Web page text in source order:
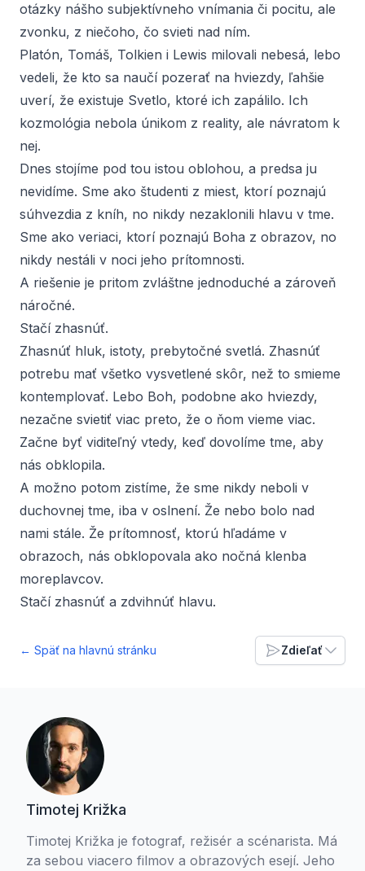
otázky nášho subjektívneho vnímania či pocitu, ale
zvonku, z niečoho, čo svieti nad ním.
Platón, Tomáš, Tolkien i Lewis milovali nebesá, lebo
vedeli, že kto sa naučí pozerať na hviezdy, ľahšie
uverí, že existuje Svetlo, ktoré ich zapálilo. Ich
kozmológia nebola únikom z reality, ale návratom k
nej.
Dnes stojíme pod tou istou oblohou, a predsa ju
nevidíme. Sme ako študenti z miest, ktorí poznajú
súhvezdia z kníh, no nikdy nezaklonili hlavu v tme.
Sme ako veriaci, ktorí poznajú Boha z obrazov, no
nikdy nestáli v noci jeho prítomnosti.
A riešenie je pritom zvláštne jednoduché a zároveň
náročné.
Stačí zhasnúť.
Zhasnúť hluk, istoty, prebytočné svetlá. Zhasnúť
potrebu mať všetko vysvetlené skôr, než to smieme
kontemplovať. Lebo Boh, podobne ako hviezdy,
nezačne svietiť viac preto, že o ňom vieme viac.
Začne byť viditeľný vtedy, keď dovolíme tme, aby
nás obklopila.
A možno potom zistíme, že sme nikdy neboli v
duchovnej tme, iba v oslnení. Že nebo bolo nad
nami stále. Že prítomnosť, ktorú hľadáme v
obrazoch, nás obklopovala ako nočná klenba
moreplavcov.
Stačí zhasnúť a zdvihnúť hlavu.
← Späť na hlavnú stránku Zdieľať
Timotej Križka
Timotej Križka je fotograf, režisér a scénarista. Má
za sebou viacero filmov a obrazových esejí. Jeho